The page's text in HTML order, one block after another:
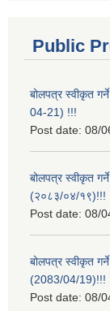
Public
बोलपत्र स्वीकृत
04-21) !!!
Post date: 08/
बोलपत्र स्वीकृत
(२०८३/०४/१९)!!!
Post date: 08/
बोलपत्र स्वीकृत
(2083/04/19)!!!
Post date: 08/